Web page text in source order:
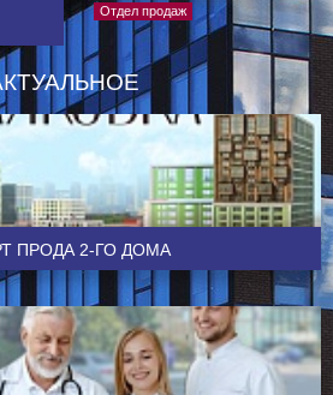
Отдел продаж
ПРОДА 2-ГО ДОМА